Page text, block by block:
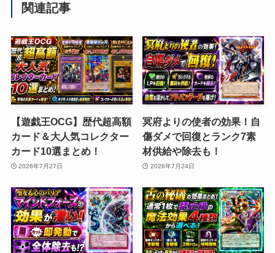
関連記事
【遊戯王OCG】歴代超高額
カード＆大人気コレクター
カード10選まとめ！
2026年7月27日
冥府よりの使者の効果！自
傷ダメで回復とランク7素
材供給や除去も！
2026年7月24日